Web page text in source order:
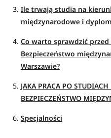
Ile trwają studia na
międzynarodowe i
Co warto sprawdzić
Bezpieczeństwo
Warszawie?
JAKA PRACA PO
BEZPIECZEŃSTWO
Specjalności